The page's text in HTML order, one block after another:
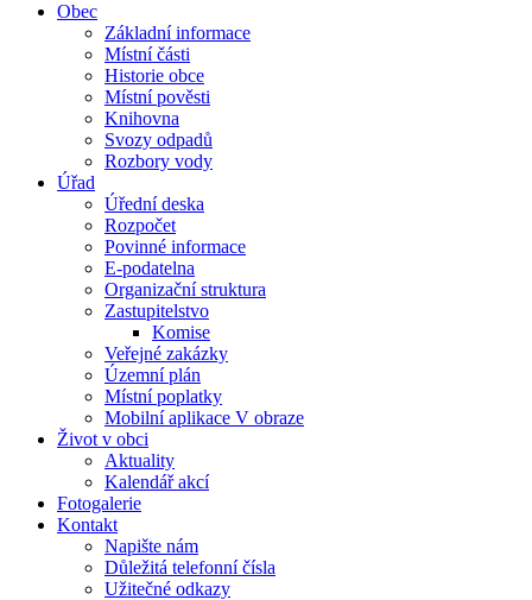
Obec
Základní informace
Místní části
Historie obce
Místní pověsti
Knihovna
Svozy odpadů
Rozbory vody
Úřad
Úřední deska
Rozpočet
Povinné informace
E-podatelna
Organizační struktura
Zastupitelstvo
Komise
Veřejné zakázky
Územní plán
Místní poplatky
Mobilní aplikace V obraze
Život v obci
Aktuality
Kalendář akcí
Fotogalerie
Kontakt
Napište nám
Důležitá telefonní čísla
Užitečné odkazy